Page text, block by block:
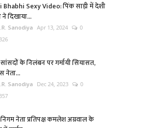
Bhabhi Sexy Video: पिंक साड़ी में देशी
ने दिखाया...
Sanodiya Apr 13, 2024
0
के निलंबन पर गर्मायी सियासत,
नेता...
Sanodiya Dec 24, 2023
0
नेता प्रतिपक्ष कमलेश अग्रवाल के